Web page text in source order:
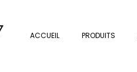
ACCUEIL PRODUITS